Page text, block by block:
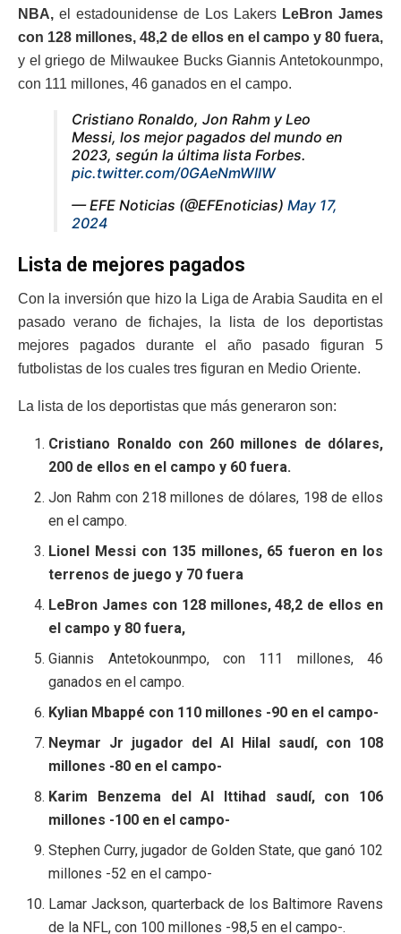
NBA, el estadounidense de Los Lakers LeBron James
con 128 millones, 48,2 de ellos en el campo y 80 fuera,
y el griego de Milwaukee Bucks Giannis Antetokounmpo,
con 111 millones, 46 ganados en el campo.
Cristiano Ronaldo, Jon Rahm y Leo
Messi, los mejor pagados del mundo en
2023, según la última lista Forbes.
pic.twitter.com/0GAeNmWllW
— EFE Noticias (@EFEnoticias) May 17,
2024
Lista de mejores pagados
Con la inversión que hizo la Liga de Arabia Saudita en el
pasado verano de fichajes, la lista de los deportistas
mejores pagados durante el año pasado figuran 5
futbolistas de los cuales tres figuran en Medio Oriente.
La lista de los deportistas que más generaron son:
Cristiano Ronaldo con 260 millones de dólares,
200 de ellos en el campo y 60 fuera.
Jon Rahm con 218 millones de dólares, 198 de ellos
en el campo.
Lionel Messi con 135 millones, 65 fueron en los
terrenos de juego y 70 fuera
LeBron James con 128 millones, 48,2 de ellos en
el campo y 80 fuera,
Giannis Antetokounmpo, con 111 millones, 46
ganados en el campo.
Kylian Mbappé con 110 millones -90 en el campo-
Neymar Jr jugador del Al Hilal saudí, con 108
millones -80 en el campo-
Karim Benzema del Al Ittihad saudí, con 106
millones -100 en el campo-
Stephen Curry, jugador de Golden State, que ganó 102
millones -52 en el campo-
Lamar Jackson, quarterback de los Baltimore Ravens
de la NFL, con 100 millones -98,5 en el campo-.